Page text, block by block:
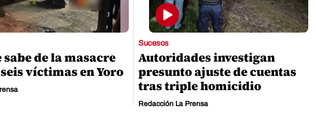
sabe de la masacre
víctimas en Yoro
Sucesos
Autoridades investigan
presunto ajuste de cuentas
tras triple homicidio
Redacción La Prensa